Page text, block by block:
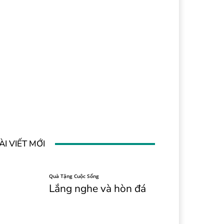
VIẾT MỚI
Quà Tặng Cuộc Sống
Lắng nghe và hòn đá